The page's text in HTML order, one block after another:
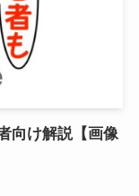
向け解説【画像